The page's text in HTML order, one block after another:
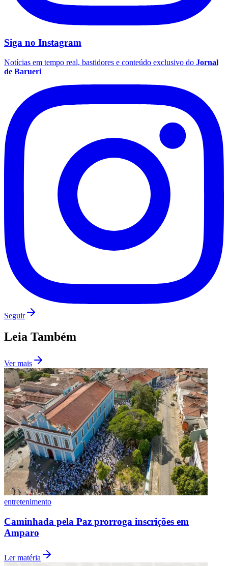
Fluminense
Vasco
Siga no Instagram
Notícias em tempo real, bastidores e conteúdo exclusivo do Jornal
de Barueri
Seguir
Leia Também
Ver mais
entretenimento
Caminhada pela Paz prorroga inscrições em
Amparo
Ler matéria